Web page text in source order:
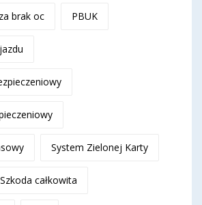
brak oc PBUK
System Zielonej Karty
Szkoda całkowita